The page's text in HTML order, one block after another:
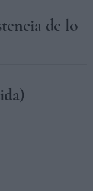
de lo